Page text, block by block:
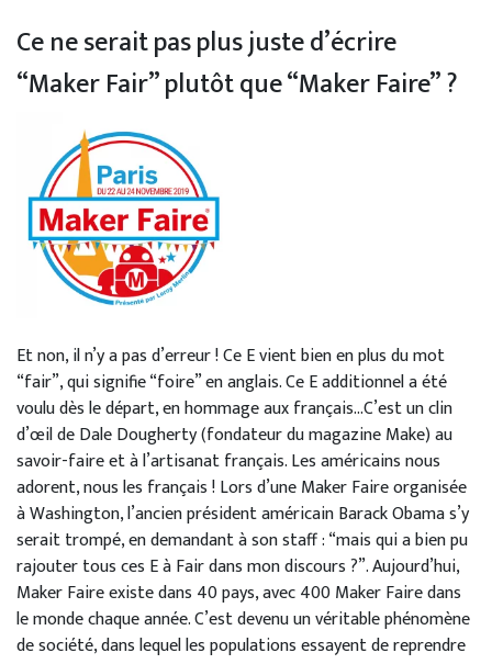
Ce ne serait pas plus juste d’écrire
“Maker Fair” plutôt que “Maker Faire” ?
Et non, il n’y a pas d’erreur ! Ce E vient bien en plus du mot
“fair”, qui signifie “foire” en anglais. Ce E additionnel a été
voulu dès le départ, en hommage aux français…C’est un clin
d’œil de Dale Dougherty (fondateur du magazine Make) au
savoir-faire et à l’artisanat français. Les américains nous
adorent, nous les français ! Lors d’une Maker Faire organisée
à Washington, l’ancien président américain Barack Obama s’y
serait trompé, en demandant à son staff : “mais qui a bien pu
rajouter tous ces E à Fair dans mon discours ?”. Aujourd’hui,
Maker Faire existe dans 40 pays, avec 400 Maker Faire dans
le monde chaque année. C’est devenu un véritable phénomène
de société, dans lequel les populations essayent de reprendre